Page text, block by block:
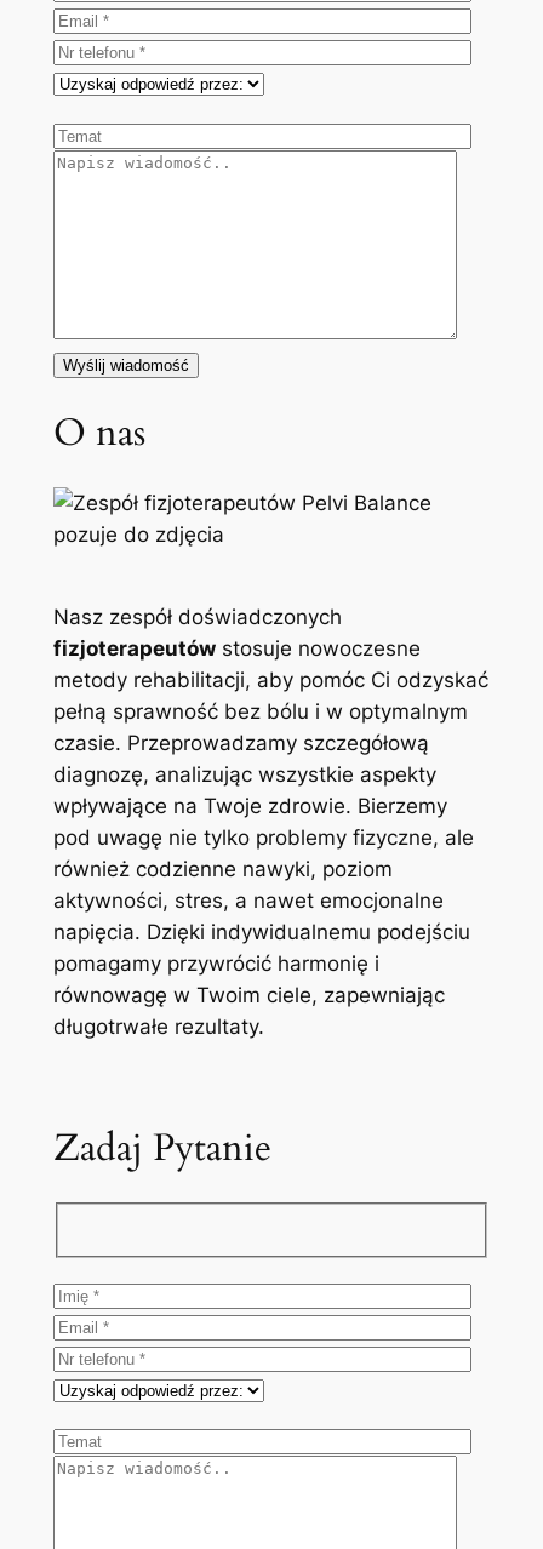
O nas
Nasz zespół doświadczonych
fizjoterapeutówstosuje nowoczesne
metody rehabilitacji, aby pomóc Ci odzyskać
pełną sprawność bez bólu i w optymalnym
czasie. Przeprowadzamy szczegółową
diagnozę, analizując wszystkie aspekty
wpływające na Twoje zdrowie. Bierzemy
pod uwagę nie tylko problemy fizyczne, ale
również codzienne nawyki, poziom
aktywności, stres, a nawet emocjonalne
napięcia. Dzięki indywidualnemu podejściu
pomagamy przywrócić harmonię i
równowagę w Twoim ciele, zapewniając
długotrwałe rezultaty.
Zadaj Pytanie